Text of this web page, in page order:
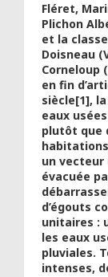
Fléret,
Plichon
et la
Doisneau
Corneloup
en fin
siècle[1],
eaux
plutôt que
un vecteur
évacuée
d’égouts
unitaires :
les eaux
pluviales.
intenses,